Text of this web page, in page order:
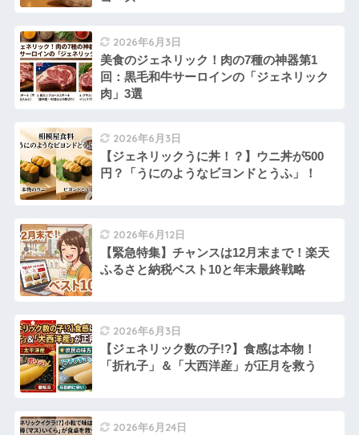
2026年6月3日
美食のジェネリック！肉の7種の神器第1
回：黒毛和牛サーロインの「ジェネリック
肉」3選
2026年6月3日
【ジェネリックうに丼！？】ウニ丼が500
円？「うにのようなビヨンドとうふ」！
2026年6月12日
【緊急特集】チャンスは12月末まで！楽天
ふるさと納税ベスト10と年末最終戦略
2026年6月3日
【ジェネリック数の子!?】食感は本物！
「折れ子」＆「大西洋産」が正月を救う
2026年6月24日